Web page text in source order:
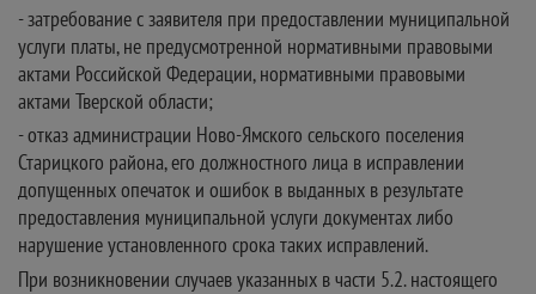
- затребование с заявителя при предоставлении муниципальной
услуги платы, не предусмотренной нормативными правовыми
актами Российской Федерации, нормативными правовыми
актами Тверской области;
- отказ администрации Ново-Ямского сельского поселения
Старицкого района, его должностного лица в исправлении
допущенных опечаток и ошибок в выданных в результате
предоставления муниципальной услуги документах либо
нарушение установленного срока таких исправлений.
При возникновении случаев указанных в части 5.2. настоящего